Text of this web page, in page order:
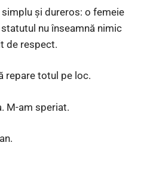
și dureros: o femeie
nu înseamnă nimic
de respect.
repare totul pe loc.
M-am speriat.